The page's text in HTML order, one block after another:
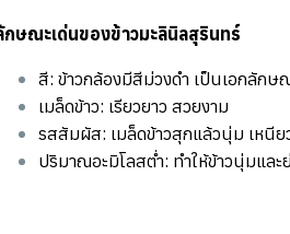
กษณะเด่นของข้าวมะลินิลสุรินทร์
สี: ข้าวกล้องมีสีม่วงดำ เป็นเอกลักษ
เมล็ดข้าว: เรียวยาว สวยงาม
รสสัมผัส: เมล็ดข้าวสุกแล้วนุ่ม เหนี
ปริมาณอะมิโลสต่ำ: ทำให้ข้าวนุ่มและ